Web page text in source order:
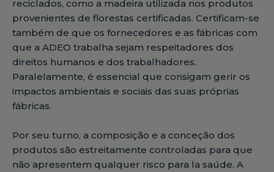
reciclados, como a madeira utilizada nos produtos
provenientes de florestas certificadas. Certificam-se
também de que os fornecedores e as fábricas com
que a ADEO trabalha sejam respeitadores dos
direitos humanos e dos trabalhadores.
Paralelamente, é essencial que consigam gerir os
impactos ambientais e sociais das suas próprias
fábricas.
Por seu turno, a composição e a conceção dos
produtos são estreitamente controladas para que
não apresentem qualquer risco para la saúde. A